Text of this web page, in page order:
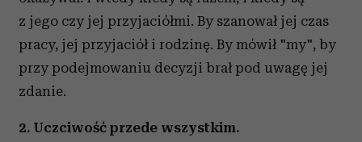
z jego czy jej przyjaciółmi. By szanował jej czas
pracy, jej przyjaciół i rodzinę. By mówił "my", by
przy podejmowaniu decyzji brał pod uwagę jej
zdanie.
2. Uczciwość przede wszystkim.